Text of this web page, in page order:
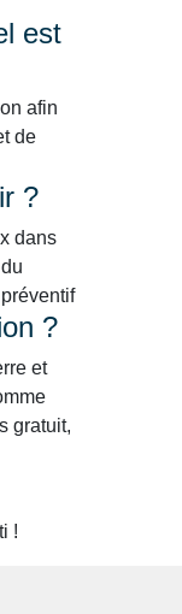
est
afin
de
?
dans
?
et
gratuit,
!